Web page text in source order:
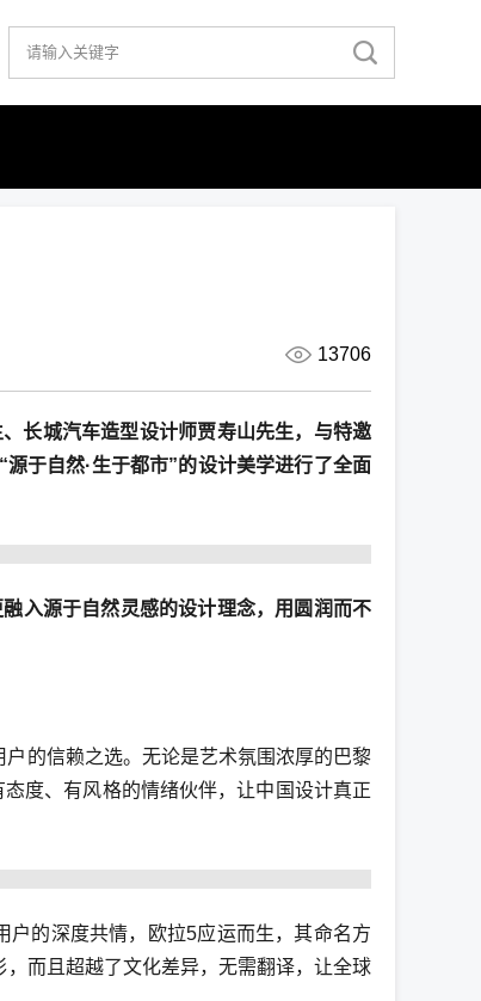
13706
长城汽车造型设计师贾寿山先生，与特邀
于自然·生于都市”的设计美学进行了全面
入源于自然灵感的设计理念，用圆润而不
的信赖之选。无论是艺术氛围浓厚的巴黎
度、有风格的情绪伙伴，让中国设计真正
的深度共情，欧拉5应运而生，其命名方
，而且超越了文化差异，无需翻译，让全球